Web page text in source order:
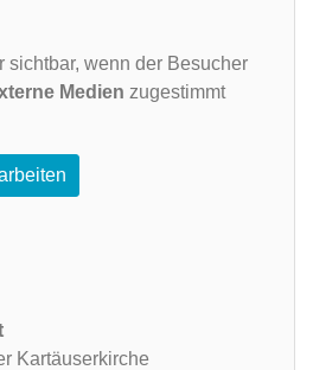
sichtbar, wenn der Besucher
Medien zugestimmt
Kartäuserkirche